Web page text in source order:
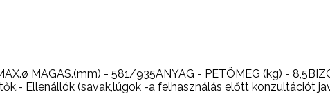
MAGAS.(mm) - 581/935ANYAG - PETÖMEG (kg) -
Ellenállók (savak,lúgok -a felhasználás előtt konzultációt